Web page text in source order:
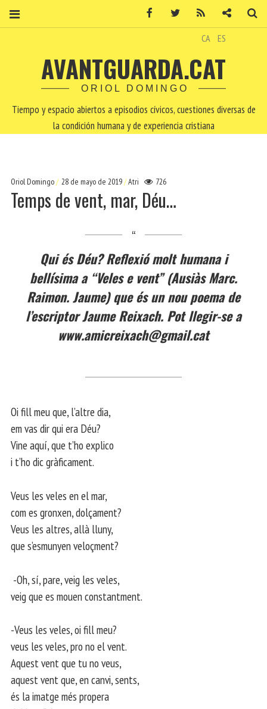
CA ES
AVANTGUARDA.CAT
ORIOL DOMINGO
Tiempo y espacio abiertos a episodios cívicos, cuestiones diversas de
la condición humana y de experiencia cristiana
Oriol Domingo 28 de mayo de 2019 Atri 726
Temps de vent, mar, Déu…
Qui és Déu? Reflexió molt humana i
bellísima a “Veles e vent” (Ausiàs Marc.
Raimon. Jaume) que és un nou poema de
l’escriptor Jaume Reixach. Pot llegir-se a
www.amicreixach@gmail.cat
Oi fill meu que, l’altre dia,
em vas dir qui era Déu?
Vine aquí, que t’ho explico
i t’ho dic gràficament.
Veus les veles en el mar,
com es gronxen, dolçament?
Veus les altres, allà lluny,
que s’esmunyen veloçment?
-Oh, sí, pare, veig les veles,
veig que es mouen constantment.
-Veus les veles, oi fill meu?
veus les veles, pro no el vent.
Aquest vent que tu no veus,
aquest vent que, en canvi, sents,
és la imatge més propera
Facebook Twitter Contacto